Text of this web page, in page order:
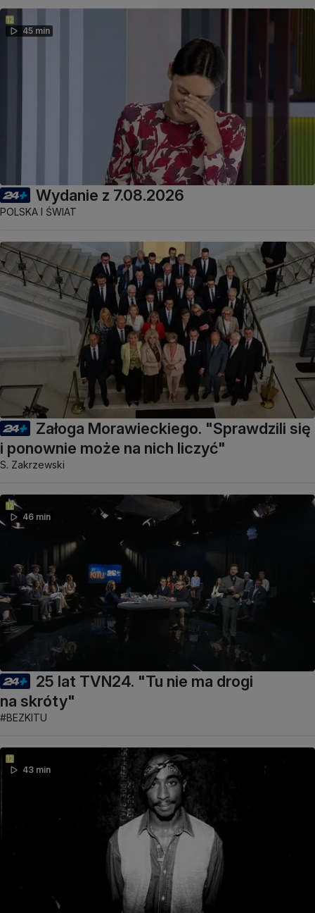
45 min
Wydanie z 7.08.2026
POLSKA I ŚWIAT
Załoga Morawieckiego. "Sprawdzili się
i ponownie może na nich liczyć"
S. Zakrzewski
46 min
25 lat TVN24. "Tu nie ma drogi
na skróty"
#BEZKITU
43 min